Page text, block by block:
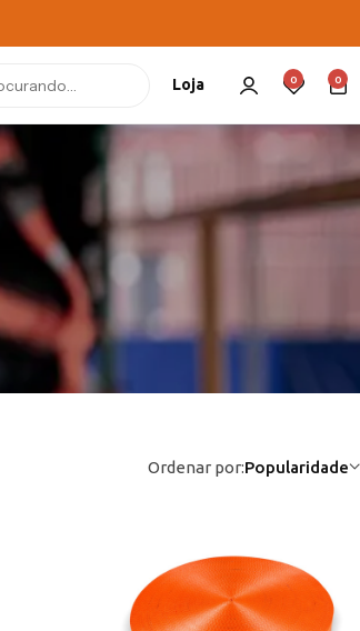
Loja 0 0
Ordenar por:Popularidade